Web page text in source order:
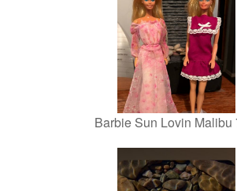
Barbie Sun Lovin Malibu